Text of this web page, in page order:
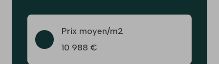
Prix moyen/m2
10 988 €